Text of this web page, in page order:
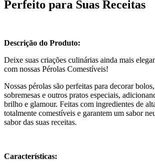
Perfeito para Suas Receitas
Descrição do Produto:
Deixe suas criações culinárias ainda mais
com nossas Pérolas Comestíveis!
Nossas pérolas são perfeitas para decorar
sobremesas e outros pratos especiais,
brilho e glamour. Feitas com ingredientes de
totalmente comestíveis e garantem um sabor
sabor das suas receitas.
Características: